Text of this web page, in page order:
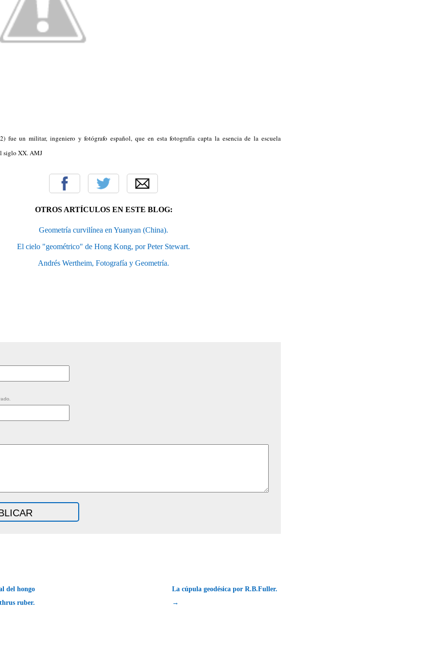
fue un militar, ingeniero y fotógrafo español, que en esta fotografía capta la esencia de la escuela
siglo XX. AMJ
OTROS ARTÍCULOS EN ESTE BLOG:
Geometría curvilínea en Yuanyan (China).
El cielo "geométrico" de Hong Kong, por Peter Stewart.
Andrés Wertheim, Fotografía y Geometría.
del hongo
ruber.
La cúpula geodésica por R.B.Fuller.
→